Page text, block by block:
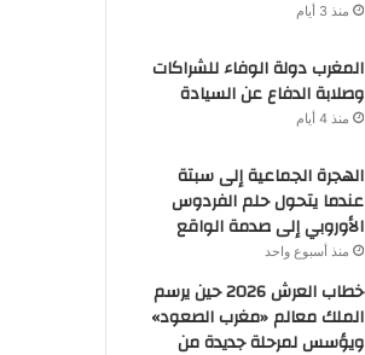
منذ 3 أيام
المغرب دولة الوفاء للشراكات
وصلابة الدفاع عن السيادة
منذ 4 أيام
الهجرة الجماعية إلى سبتة
عندما يتحول حلم الفردوس
الأوروبي إلى صدمة الواقع
منذ أسبوع واحد
خطاب العرش 2026 حين يرسم
الملك معالم «مغرب الصعود»
ويؤسس لمرحلة جديدة من